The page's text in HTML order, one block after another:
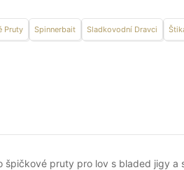
Pruty Spinnerbait Sladkovodní Dravci
špičkové pruty pro lov s bladed jigy a